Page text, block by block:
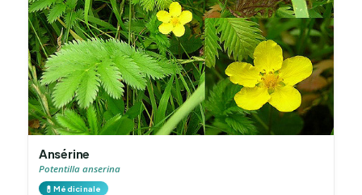
Ansérine
Potentilla anserina
💊Médicinale